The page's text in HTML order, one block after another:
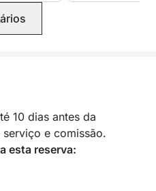
10 dias antes da
e comissão.
esta reserva: